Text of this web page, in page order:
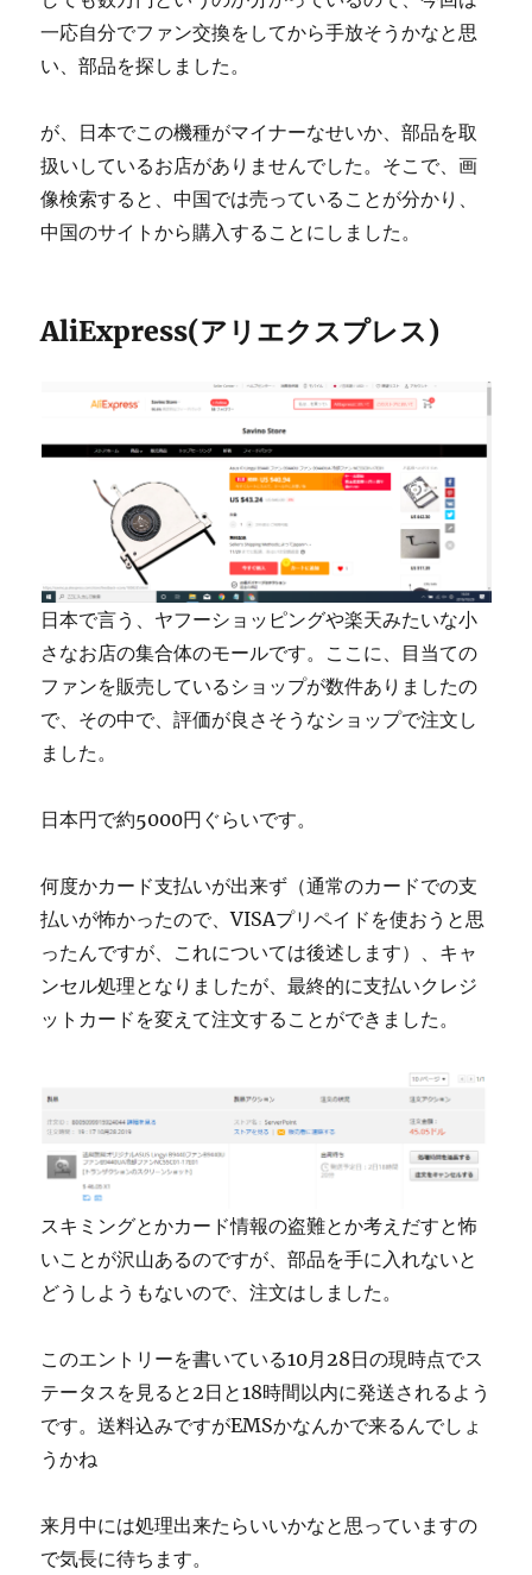
一応自分でファン交換をしてから手放そうかなと思
い、部品を探しました。
が、日本でこの機種がマイナーなせいか、部品を取
扱いしているお店がありませんでした。そこで、画
像検索すると、中国では売っていることが分かり、
中国のサイトから購入することにしました。
AliExpress(アリエクスプレス)
日本で言う、ヤフーショッピングや楽天みたいな小
さなお店の集合体のモールです。ここに、目当ての
ファンを販売しているショップが数件ありましたの
で、その中で、評価が良さそうなショップで注文し
ました。
日本円で約5000円ぐらいです。
何度かカード支払いが出来ず（通常のカードでの支
払いが怖かったので、VISAプリペイドを使おうと思
ったんですが、これについては後述します）、キャ
ンセル処理となりましたが、最終的に支払いクレジ
ットカードを変えて注文することができました。
スキミングとかカード情報の盗難とか考えだすと怖
いことが沢山あるのですが、部品を手に入れないと
どうしようもないので、注文はしました。
このエントリーを書いている10月28日の現時点でス
テータスを見ると2日と18時間以内に発送されるよう
です。送料込みですがEMSかなんかで来るんでしょ
うかね
来月中には処理出来たらいいかなと思っていますの
で気長に待ちます。